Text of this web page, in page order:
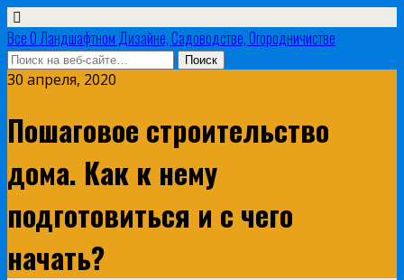
Все О Ландшафтном Дизайне, Садоводстве, Огородничистве
30 апреля, 2020
Пошаговое строительство
дома. Как к нему
подготовиться и с чего
начать?